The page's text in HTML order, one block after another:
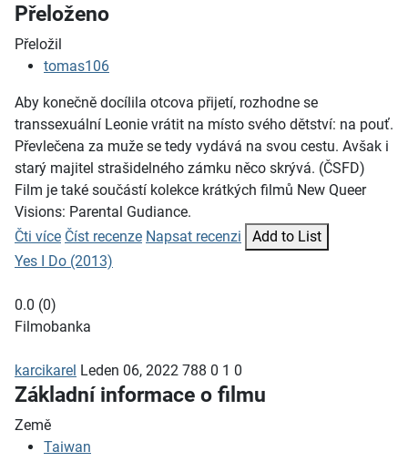
Přeloženo
Přeložil
tomas106
Aby konečně docílila otcova přijetí, rozhodne se
transsexuální Leonie vrátit na místo svého dětství: na pouť.
Převlečena za muže se tedy vydává na svou cestu. Avšak i
starý majitel strašidelného zámku něco skrývá. (ČSFD)
Film je také součástí kolekce krátkých filmů New Queer
Visions: Parental Gudiance.
Čti více Číst recenze Napsat recenzi
Add to List
Yes I Do (2013)
0.0 (0)
Filmobanka
karcikarel Leden 06, 2022 788 0 1 0
Základní informace o filmu
Země
Taiwan